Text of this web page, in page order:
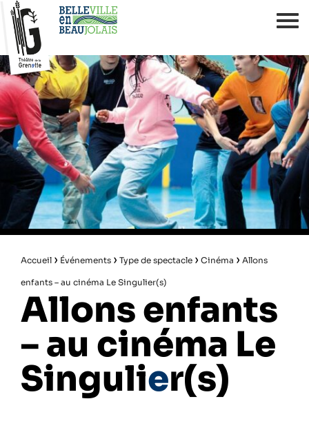
Accueil › Événements › Type de spectacle › Cinéma › Allons
enfants – au cinéma Le Singulier(s)
Allons enfants
– au cinéma Le
Singulier(s)